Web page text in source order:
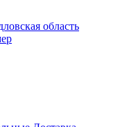
область